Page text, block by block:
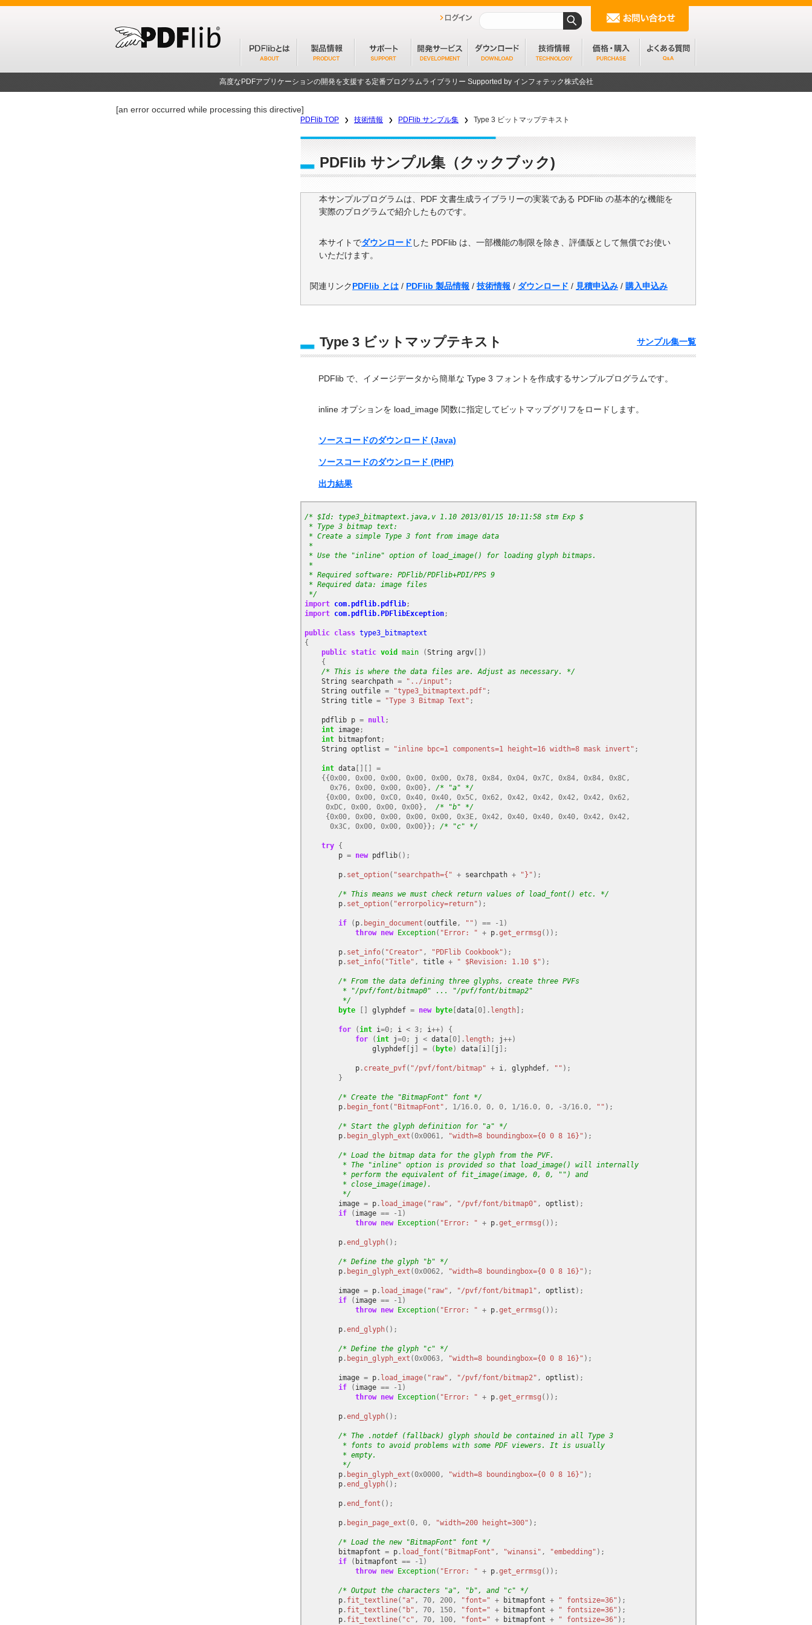
高度なPDFアプリケーションの開発を支援する定番プログラムライブラリー Supported by インフォテック株式会社
[an error occurred while processing this directive]
PDFlib TOP 技術情報 PDFlib サンプル集 Type 3 ビットマップテキスト
PDFlib サンプル集（クックブック)
本サンプルプログラムは、PDF 文書生成ライブラリーの実装である PDFlib の基本的な機能を
実際のプログラムで紹介したものです。
本サイトでダウンロード した PDFlib は、一部機能の制限を除き、評価版として無償でお使い
いただけます。
関連リンクPDFlib とは / PDFlib 製品情報 / 技術情報 / ダウンロード / 見積申込み / 購入申込み
サンプル集一覧
Type 3 ビットマップテキスト
PDFlib で、イメージデータから簡単な Type 3 フォントを作成するサンプルプログラムです。
inline オプションを load_image 関数に指定してビットマップグリフをロードします。
ソースコードのダウンロード (Java)
ソースコードのダウンロード (PHP)
出力結果
/* $Id: type3_bitmaptext.java,v 1.10 2013/01/15 10:11:58 stm Exp $
* Type 3 bitmap text:
* Create a simple Type 3 font from image data
*
* Use the "inline" option of load_image() for loading glyph bitmaps.
*
* Required software: PDFlib/PDFlib+PDI/PPS 9
* Required data: image files
*/
import com.pdflib.pdflib;
import com.pdflib.PDFlibException;
public class type3_bitmaptext
{
public static void main (String argv [])
{
/* This is where the data files are. Adjust as necessary. */
String
searchpath = "../input" ;
String outfile = "type3_bitmaptext.pdf" ;
String title = "Type 3 Bitmap Text" ;
pdflib p = null;
int image;
int
bitmapfont ;
String optlist = "inline bpc=1 components=1 height=16 width=8 mask invert" ;
int data
=
{{0x00, 0x00, 0x00, 0x00, 0x00, 0x78, 0x84, 0x04, 0x7C, 0x84, 0x84, 0x8C,
0x76, 0x00, 0x00, 0x00},
/* "a" */
{0x00, 0x00, 0xC0, 0x40, 0x40, 0x5C, 0x62, 0x42, 0x42, 0x42, 0x42, 0x62,
0xDC, 0x00, 0x00, 0x00},
/* "b" */
{0x00, 0x00, 0x00, 0x00, 0x00, 0x3E, 0x42, 0x40, 0x40, 0x40, 0x42, 0x42,
0x3C, 0x00, 0x00, 0x00}}; /* "c" */
try {
p = new pdflib();
p . set_option( "searchpath={" + searchpath + "}" );
/* This means we must check return values of load_font() etc. */
p . set_option( "errorpolicy=return" );
if ( p . begin_document (outfile, "" ) == - 1)
throw new Exception( "Error: " + p .get_errmsg ());
p . set_info( "Creator" , "PDFlib Cookbook" );
p . set_info( "Title" , title + " $Revision: 1.10 $" );
/* From the data defining three glyphs, create three PVFs
         * "/pvf/font/bitmap0" ... "/pvf/font/bitmap2"
         */
byte
glyphdef = new byte data 0 ]. length ];
for (int i=0; i < 3; i++)
{
for
(int j=0; j < data 0 ]. length; j++)
glyphdef j = ( byte) data i j ];
p . create_pvf( "/pvf/font/bitmap" + i, glyphdef, "" );
}
/* Create the "BitmapFont" font */
p . begin_font ( "BitmapFont" , 1/16.0, 0, 0, 1/16.0, 0, -3/16.0, "" );
/* Start the glyph definition for "a" */
p . begin_glyph_ext (0x0061, "width=8 boundingbox={0 0 8 16}" );
/* Load the bitmap data for the glyph from the PVF.
         * The "inline" option is provided so that load_image() will internally
         * perform the equivalent of fit_image(image, 0, 0, "") and
         * close_image(image).
         */
image = p . load_image( "raw" , "/pvf/font/bitmap0" , optlist );
if
( image == - 1)
throw new Exception( "Error: " + p .get_errmsg ());
p .end_glyph();
/* Define the glyph "b" */
p . begin_glyph_ext (0x0062, "width=8 boundingbox={0 0 8 16}" );
image = p . load_image( "raw" , "/pvf/font/bitmap1" , optlist );
if
( image == - 1)
throw new Exception( "Error: " + p .get_errmsg ());
p .end_glyph();
/* Define the glyph "c" */
p . begin_glyph_ext (0x0063, "width=8 boundingbox={0 0 8 16}" );
image = p . load_image( "raw" , "/pvf/font/bitmap2" , optlist );
if
( image == - 1)
throw new Exception( "Error: " + p .get_errmsg ());
p .end_glyph();
/* The .notdef (fallback) glyph should be contained in all Type 3
         * fonts to avoid problems with some PDF viewers. It is usually
         * empty.
         */
p . begin_glyph_ext (0x0000, "width=8 boundingbox={0 0 8 16}" );
p .end_glyph();
p .end_font ();
p . begin_page_ext (0, 0, "width=200 height=300" );
/* Load the new "BitmapFont" font */
bitmapfont = p . load_font ( "BitmapFont" , "winansi" , "embedding" );
if
( bitmapfont == - 1)
throw new Exception( "Error: " + p .get_errmsg ());
/* Output the characters "a", "b", and "c" */
p . fit_textline( "a" , 70, 200, "font=" + bitmapfont + " fontsize=36" );
p . fit_textline( "b" , 70, 150, "font=" + bitmapfont + " fontsize=36" );
p . fit_textline( "c" , 70, 100, "font=" + bitmapfont + " fontsize=36" );